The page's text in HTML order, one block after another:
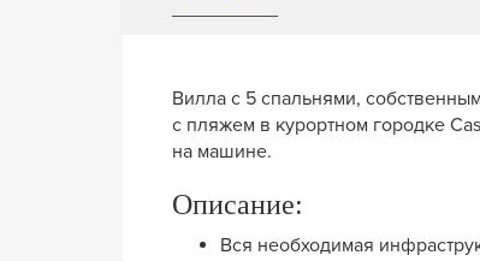
Вилла с 5 спальнями,
с пляжем в курортном городке
на машине.
Описание:
Вся необходимая